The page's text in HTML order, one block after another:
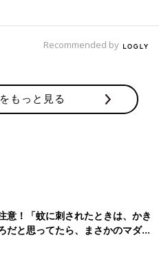
Recommended by
もっと見る
意！「蚊に刺されたときは、かき
だと思ってたら、まさかのマダ